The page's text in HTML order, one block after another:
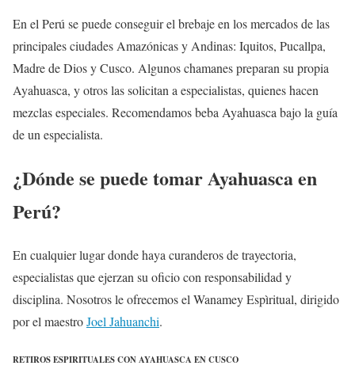
En el Perú se puede conseguir el brebaje en los mercados de las
principales ciudades Amazónicas y Andinas: Iquitos, Pucallpa,
Madre de Dios y Cusco. Algunos chamanes preparan su propia
Ayahuasca, y otros las solicitan a especialistas, quienes hacen
mezclas especiales. Recomendamos beba Ayahuasca bajo la guía
de un especialista.
¿Dónde se puede tomar Ayahuasca en
Perú?
En cualquier lugar donde haya curanderos de trayectoria,
especialistas que ejerzan su oficio con responsabilidad y
disciplina. Nosotros le ofrecemos el Wanamey Espìritual, dirigido
por el maestroJoel Jahuanchi.
RETIROS ESPIRITUALES CON AYAHUASCA EN CUSCO